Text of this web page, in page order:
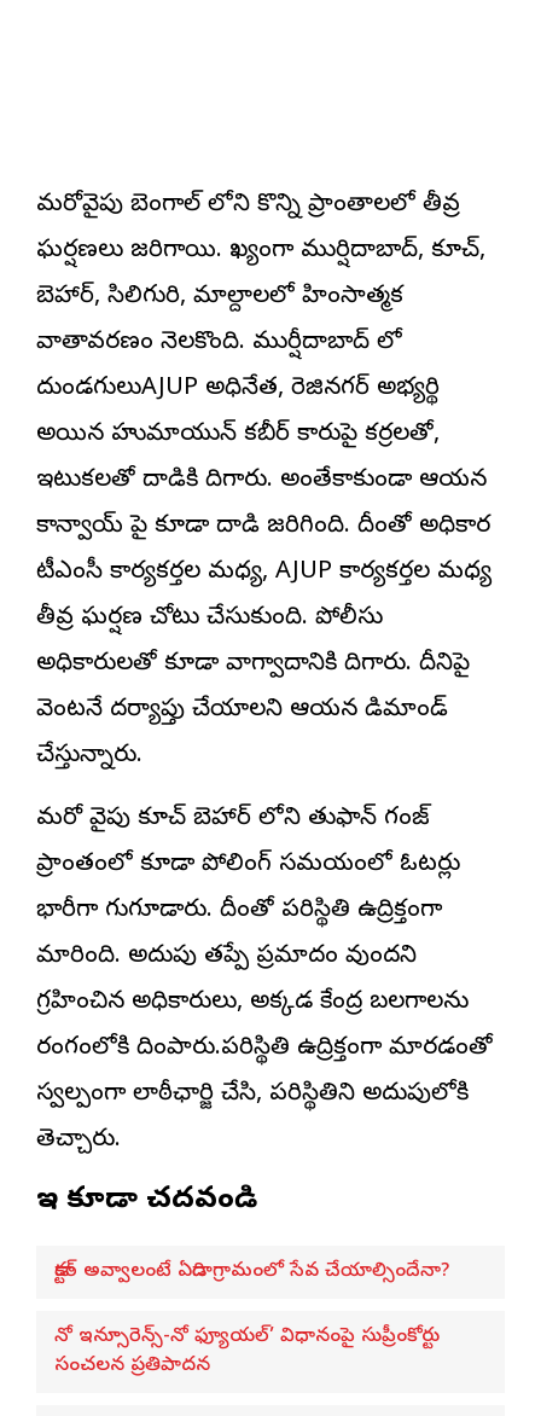
మరోవైపు బెంగాల్ లోని కొన్ని ప్రాంతాలలో తీవ్ర
ఘర్షణలు జరిగాయి. ఖ్యంగా ముర్షిదాబాద్, కూచ్,
బెహార్, సిలిగురి, మాల్దాలలో హింసాత్మక
వాతావరణం నెలకొంది. ముర్షీదాబాద్ లో
దుండగులుAJUP అధినేత, రెజినగర్ అభ్యర్థి
అయిన హుమాయున్ కబీర్ కారుపై కర్రలతో,
ఇటుకలతో దాడికి దిగారు. అంతేకాకుండా ఆయన
కాన్వాయ్ పై కూడా దాడి జరిగింది. దీంతో అధికార
టీఎంసీ కార్యకర్తల మధ్య, AJUP కార్యకర్తల మధ్య
తీవ్ర ఘర్షణ చోటు చేసుకుంది. పోలీసు
అధికారులతో కూడా వాగ్వాదానికి దిగారు. దీనిపై
వెంటనే దర్యాప్తు చేయాలని ఆయన డిమాండ్
చేస్తున్నారు.
మరో వైపు కూచ్ బెహార్ లోని తుఫాన్ గంజ్
ప్రాంతంలో కూడా పోలింగ్ సమయంలో ఓటర్లు
భారీగా గుమిగూడారు. దీంతో పరిస్థితి ఉద్రిక్తంగా
మారింది. అదుపు తప్పే ప్రమాదం వుందని
గ్రహించిన అధికారులు, అక్కడ కేంద్ర బలగాలను
రంగంలోకి దింపారు.పరిస్థితి ఉద్రిక్తంగా మారడంతో
స్వల్పంగా లాఠీఛార్జి చేసి, పరిస్థితిని అదుపులోకి
తెచ్చారు.
ఇవి కూడా చదవండి
డాక్టర్ అవ్వాలంటే ఏడాది గ్రామంలో సేవ చేయాల్సిందేనా?
నో ఇన్సూరెన్స్-నో ఫ్యూయల్’ విధానంపై సుప్రీంకోర్టు
సంచలన ప్రతిపాదన